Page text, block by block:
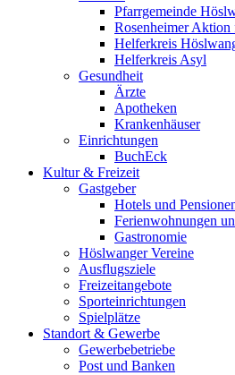
Pfarrgemeinde
Rosenheimer Aktion
Helferkreis
Helferkreis Asyl
Gesundheit
Ärzte
Apotheken
Krankenhäuser
Einrichtungen
BuchEck
Kultur & Freizeit
Gastgeber
Hotels und
Ferienwohnungen
Gastronomie
Höslwanger Vereine
Ausflugsziele
Freizeitangebote
Sporteinrichtungen
Spielplätze
Standort & Gewerbe
Gewerbebetriebe
Post und Banken